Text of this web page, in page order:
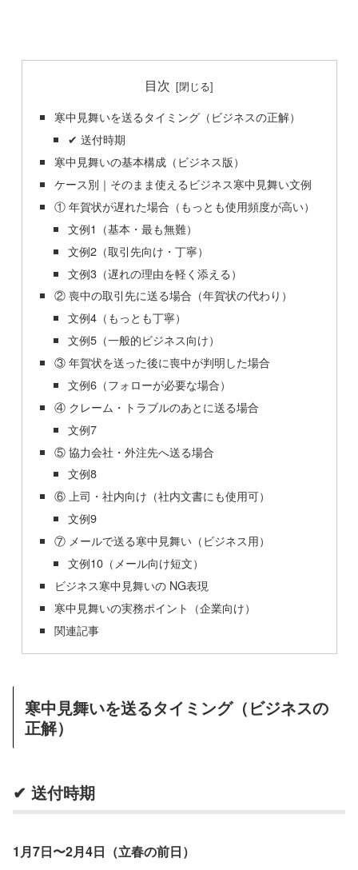
目次
寒中見舞いを送るタイミング（ビジネスの正解）
✔ 送付時期
寒中見舞いの基本構成（ビジネス版）
ケース別｜そのまま使えるビジネス寒中見舞い文例
① 年賀状が遅れた場合（もっとも使用頻度が高い）
文例1（基本・最も無難）
文例2（取引先向け・丁寧）
文例3（遅れの理由を軽く添える）
② 喪中の取引先に送る場合（年賀状の代わり）
文例4（もっとも丁寧）
文例5（一般的ビジネス向け）
③ 年賀状を送った後に喪中が判明した場合
文例6（フォローが必要な場合）
④ クレーム・トラブルのあとに送る場合
文例7
⑤ 協力会社・外注先へ送る場合
文例8
⑥ 上司・社内向け（社内文書にも使用可）
文例9
⑦ メールで送る寒中見舞い（ビジネス用）
文例10（メール向け短文）
ビジネス寒中見舞いの NG表現
寒中見舞いの実務ポイント（企業向け）
関連記事
寒中見舞いを送るタイミング（ビジネスの
正解）
✔ 送付時期
1月7日〜2月4日（立春の前日）